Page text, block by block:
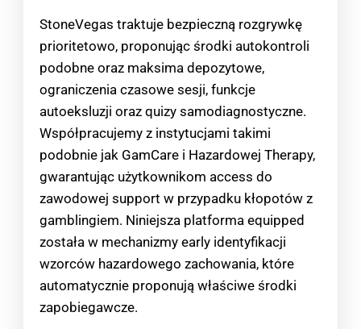
StoneVegas traktuje bezpieczną rozgrywkę
prioritetowo, proponując środki autokontroli
podobne oraz maksima depozytowe,
ograniczenia czasowe sesji, funkcje
autoeksluzji oraz quizy samodiagnostyczne.
Współpracujemy z instytucjami takimi
podobnie jak GamCare i Hazardowej Therapy,
gwarantując użytkownikom access do
zawodowej support w przypadku kłopotów z
gamblingiem. Niniejsza platforma equipped
została w mechanizmy early identyfikacji
wzorców hazardowego zachowania, które
automatycznie proponują właściwe środki
zapobiegawcze.